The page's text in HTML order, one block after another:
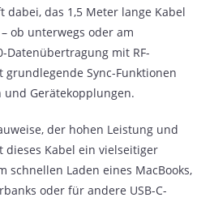
das 1,5 Meter lange Kabel
ob unterwegs oder am
Datenübertragung mit RF-
Sync-Funktionen
Gerätekopplungen.
der hohen Leistung und
Kabel ein vielseitiger
schnellen Laden eines MacBooks,
oder für andere USB-C-